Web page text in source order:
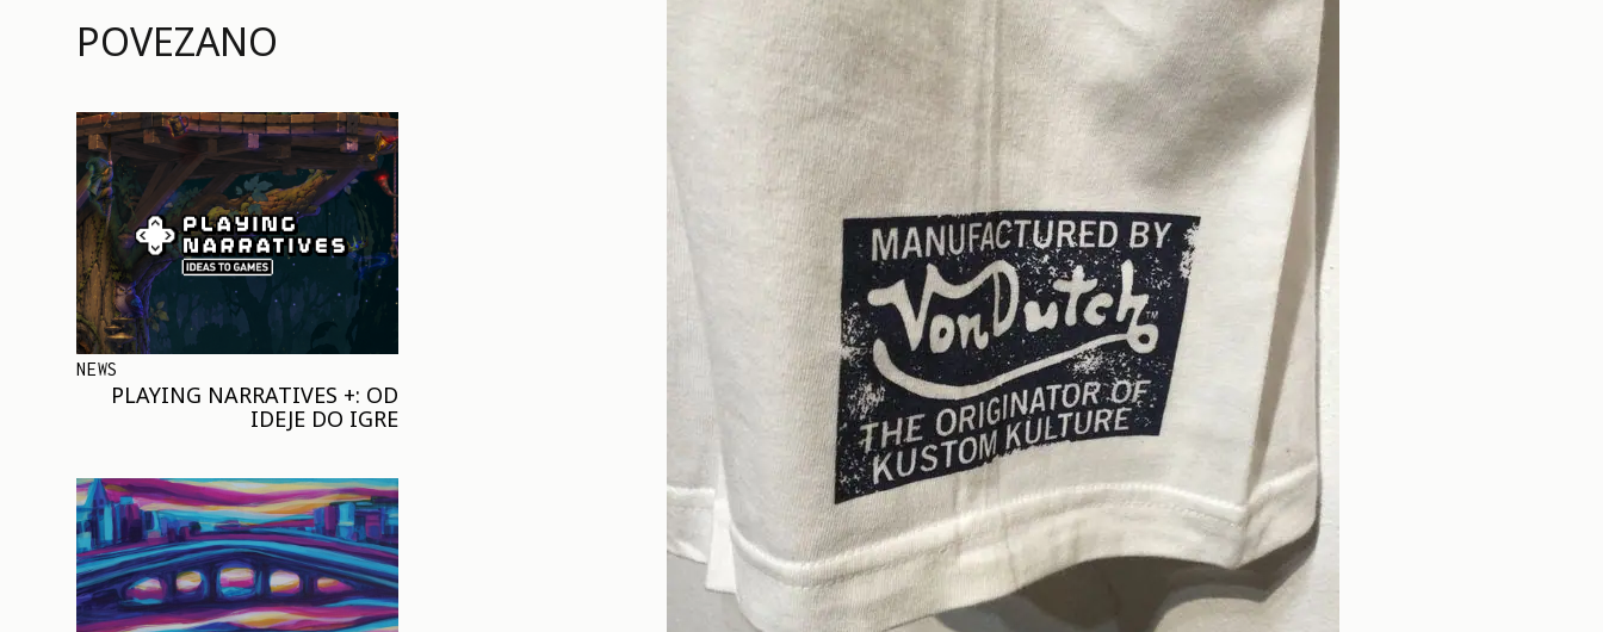
POVEZANO
NEWS
PLAYING NARRATIVES +: OD
IDEJE DO IGRE